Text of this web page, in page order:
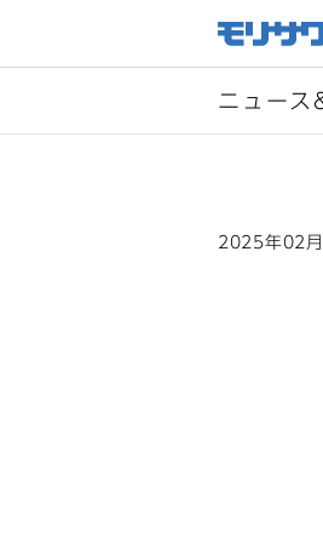
ニュース
2025年02